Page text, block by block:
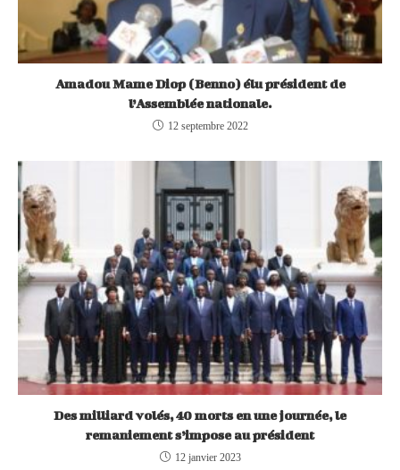
Amadou Mame Diop (Benno) élu président de
l’Assemblée nationale.
12 septembre 2022
Des milliard volés, 40 morts en une journée, le
remaniement s’impose au président
12 janvier 2023